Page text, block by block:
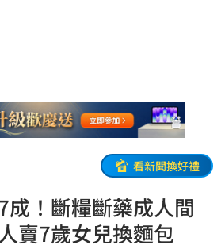
看新聞換好禮
成！斷糧斷藥成人間
賣7歲女兒換麵包